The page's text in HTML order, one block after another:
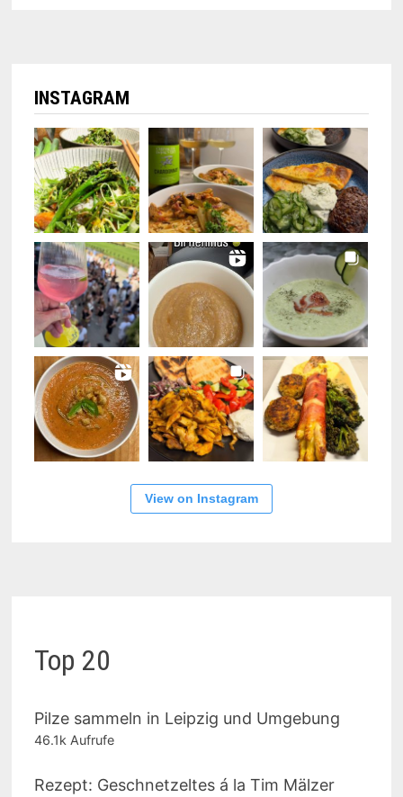
INSTAGRAM
View on Instagram
Top 20
Pilze sammeln in Leipzig und Umgebung
46.1k Aufrufe
Rezept: Geschnetzeltes á la Tim Mälzer